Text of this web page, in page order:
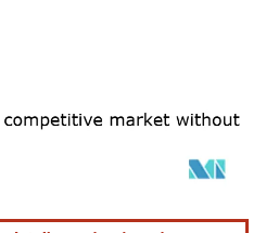
requer atribuição conforme CC BY 4.0.